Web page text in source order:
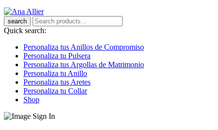
search
Quick search:
Personaliza tus Anillos de Compromiso
Personaliza tu Pulsera
Personaliza tus Argollas de Matrimonio
Personaliza tu Anillo
Personaliza tus Aretes
Personaliza tu Collar
Shop